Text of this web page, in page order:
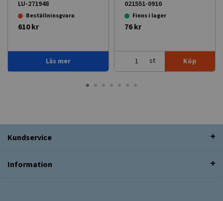
LU-271948
Beställninsgvara
610 kr
Läs mer
021551-0910
Finns i lager
76 kr
st Köp
Kundservice
Information